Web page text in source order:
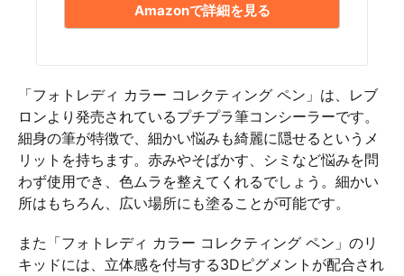
Amazonで詳細を見る
「フォトレディ カラー コレクティング ペン」は、レブ
ロンより発売されているプチプラ筆コンシーラーです。
細身の筆が特徴で、細かい悩みも綺麗に隠せるというメ
リットを持ちます。赤みやそばかす、シミなど悩みを問
わず使用でき、色ムラを整えてくれるでしょう。細かい
所はもちろん、広い場所にも塗ることが可能です。
また「フォトレディ カラー コレクティング ペン」のリ
キッドには、立体感を付与する3Dピグメントが配合され